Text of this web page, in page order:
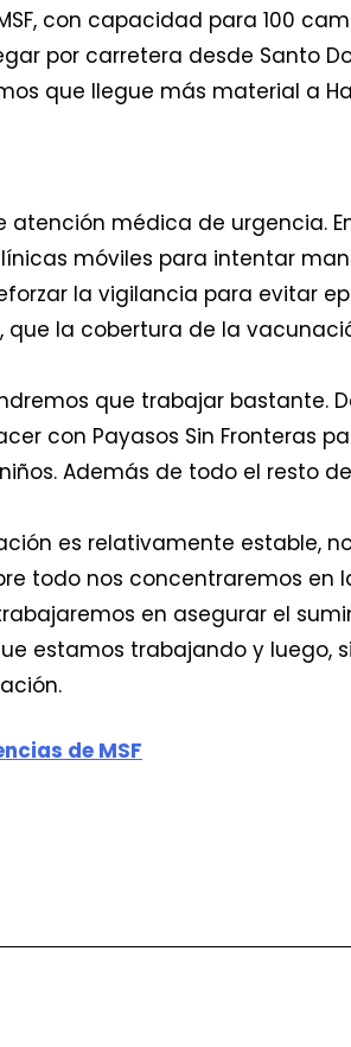
con capacidad para 100
por carretera desde Santo
que llegue más material a
médica de urgencia.
móviles para intentar
la vigilancia para evitar
la cobertura de la
que trabajar bastante.
con Payasos Sin Fronteras
Además de todo el resto
es relativamente estable,
todo nos concentraremos en
en asegurar el
estamos trabajando y luego,
de MSF